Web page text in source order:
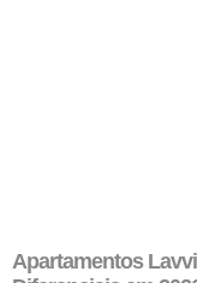
Apartamentos